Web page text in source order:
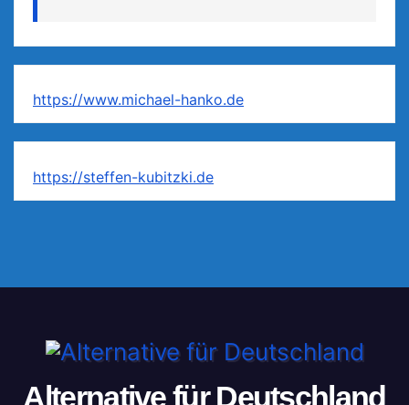
https://www.michael-hanko.de
https://steffen-kubitzki.de
Alternative für Deutschland